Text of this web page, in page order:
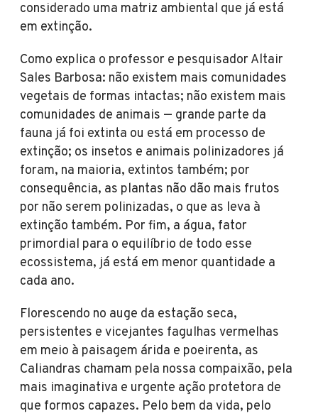
considerado uma matriz ambiental que já está
em extinção.
Como explica o professor e pesquisador Altair
Sales Barbosa: não existem mais comunidades
vegetais de formas intactas; não existem mais
comunidades de animais — grande parte da
fauna já foi extinta ou está em processo de
extinção; os insetos e animais polinizadores já
foram, na maioria, extintos também; por
consequência, as plantas não dão mais frutos
por não serem polinizadas, o que as leva à
extinção também. Por fim, a água, fator
primordial para o equilíbrio de todo esse
ecossistema, já está em menor quantidade a
cada ano.
Florescendo no auge da estação seca,
persistentes e vicejantes fagulhas vermelhas
em meio à paisagem árida e poeirenta, as
Caliandras chamam pela nossa compaixão, pela
mais imaginativa e urgente ação protetora de
que formos capazes. Pelo bem da vida, pelo